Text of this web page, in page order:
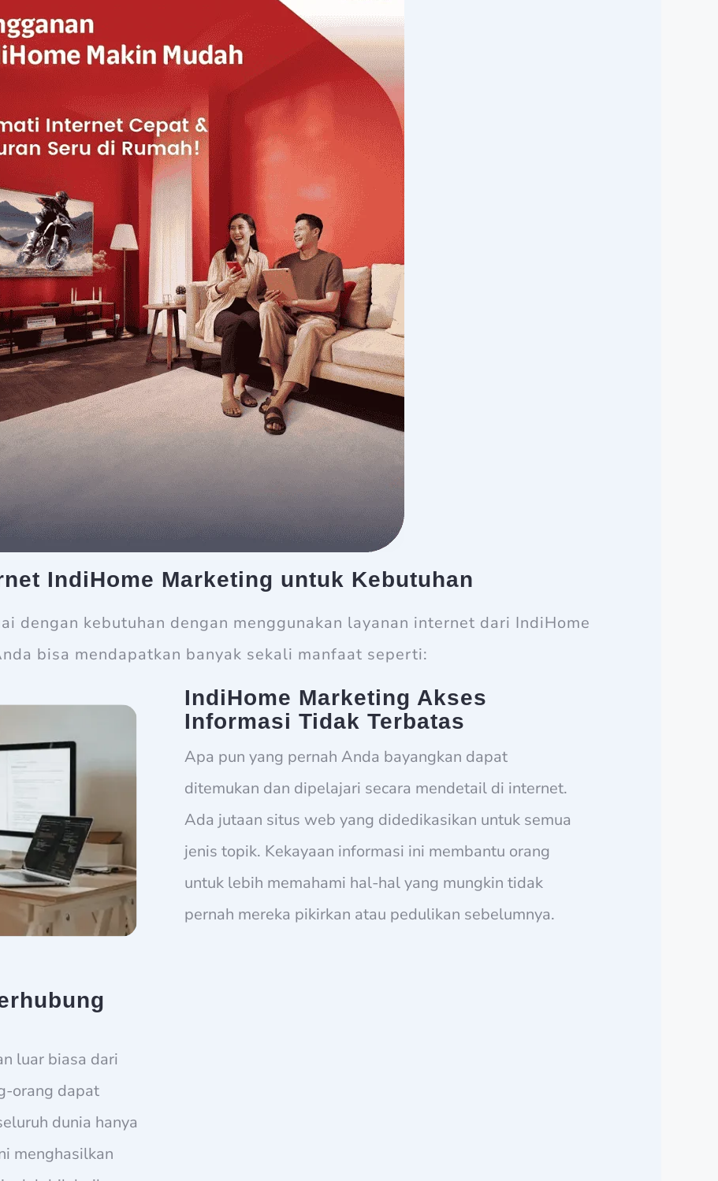
IndiHome Marketing untuk Kebutuhan
dengan kebutuhan dengan menggunakan layanan internet dari IndiHome
bisa mendapatkan banyak sekali manfaat seperti:
IndiHome Marketing Akses
Informasi Tidak Terbatas
Apa pun yang pernah Anda bayangkan dapat
ditemukan dan dipelajari secara mendetail di internet.
Ada jutaan situs web yang didedikasikan untuk semua
jenis topik. Kekayaan informasi ini membantu orang
untuk lebih memahami hal-hal yang mungkin tidak
pernah mereka pikirkan atau pedulikan sebelumnya.
luar biasa dari
orang dapat
dunia hanya
menghasilkan